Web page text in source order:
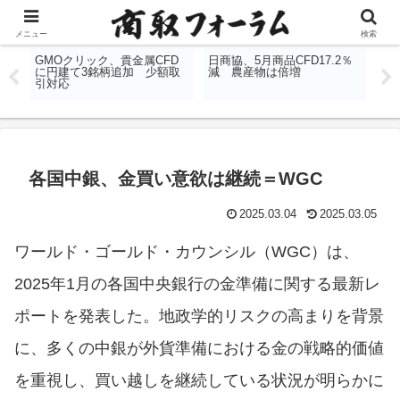
コンテンツへスキップ
GMOクリック、貴金属CFD
に円建て3銘柄追加 少額取
引対応
日商協、5月商品CFD17.2％
減 農産物は倍増
決
各国中銀、金買い意欲は継続＝WGC
2025.03.04 2025.03.05
ワールド・ゴールド・カウンシル（WGC）は、
2025年1月の各国中央銀行の金準備に関する最新レ
ポートを発表した。地政学的リスクの高まりを背景
に、多くの中銀が外貨準備における金の戦略的価値
を重視し、買い越しを継続している状況が明らかに
メニュー 検索